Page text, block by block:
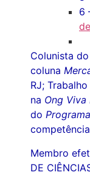
6
Colunista
coluna
RJ;
na Ong Viva
do
Membro
DE